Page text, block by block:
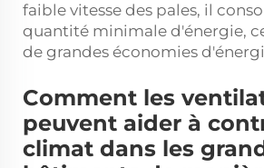
faible vitesse des pales, il
quantité minimale d'énergie,
de grandes économies
Comment les
peuvent aider à
climat dans les